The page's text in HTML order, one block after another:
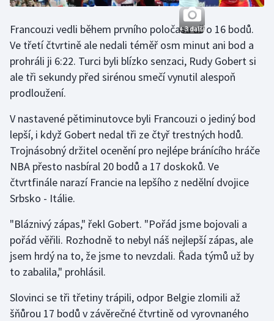
Lezení
Lyže a snowboard
Moderní pětiboj
Motorsport
Olympijské hry
Parasport
Plavání
Ragby
Rychlobruslení
Rychlostní kanoistika
+ 3 další
Francouzi vedli během prvního poločasu až o 16 bodů.
Ve třetí čtvrtině ale nedali téměř osm minut ani bod a
prohráli ji 6:22. Turci byli blízko senzaci, Rudy Gobert si
ale tři sekundy před sirénou smečí vynutil alespoň
prodloužení.
V nastavené pětiminutovce byli Francouzi o jediný bod
lepší, i když Gobert nedal tři ze čtyř trestných hodů.
Trojnásobný držitel ocenění pro nejlépe bránícího hráče
NBA přesto nasbíral 20 bodů a 17 doskoků. Ve
čtvrtfinále narazí Francie na lepšího z nedělní dvojice
Srbsko - Itálie.
"Bláznivý zápas," řekl Gobert. "Pořád jsme bojovali a
pořád věřili. Rozhodně to nebyl náš nejlepší zápas, ale
jsem hrdý na to, že jsme to nevzdali. Řada týmů už by
to zabalila," prohlásil.
Slovinci se tři třetiny trápili, odpor Belgie zlomili až
šňůrou 17 bodů v závěrečné čtvrtině od vyrovnaného